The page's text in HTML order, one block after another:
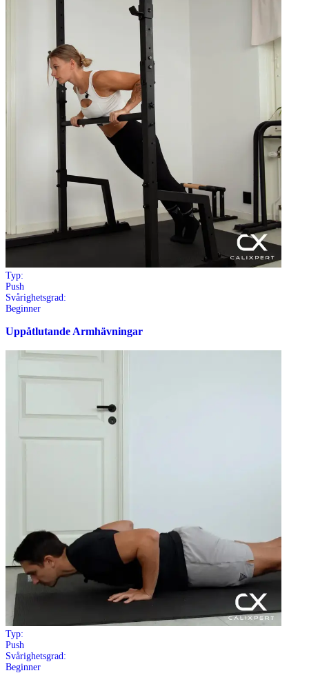
Typ:
Push
Svårighetsgrad:
Beginner
Uppåtlutande Armhävningar
Typ:
Push
Svårighetsgrad:
Beginner